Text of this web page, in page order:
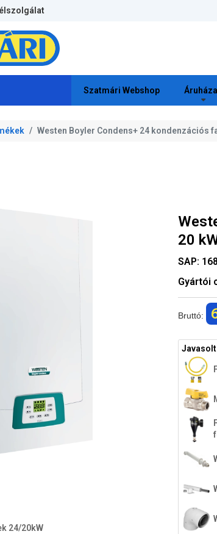
Szatmári Webshop
Westen Boyler Condens+ 24 kondenzációs
24/20kW
20
SAP:
Gyártói
Bruttó: